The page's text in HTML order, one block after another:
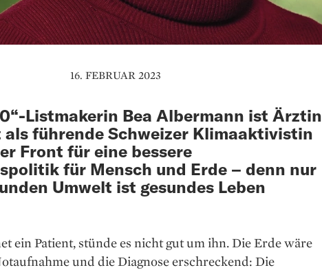
16. FEBRUAR 2023
Listmakerin Bea Albermann ist Ärztin
führende Schweizer Klimaaktivistin
Front für eine bessere
für Mensch und Erde – denn nur
Umwelt ist gesundes Leben
ein Patient, stünde es nicht gut um ihn. Die Erde wäre
und die Diagnose erschreckend: Die